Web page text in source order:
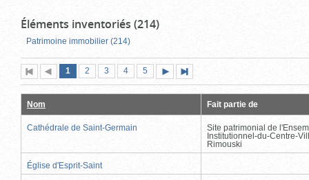
Éléments inventoriés (214)
Patrimoine immobilier (214)
Première
page
Page
précédente
Page
1 (page
actuelle)
Page
2 Page
3 Page
4 Page
5
suivante
page
Nom Fait partie de
Cathédrale de Saint-Germain
Site patrimonial de
Institutionnel-du-Centre-
Rimouski
Église d'Esprit-Saint